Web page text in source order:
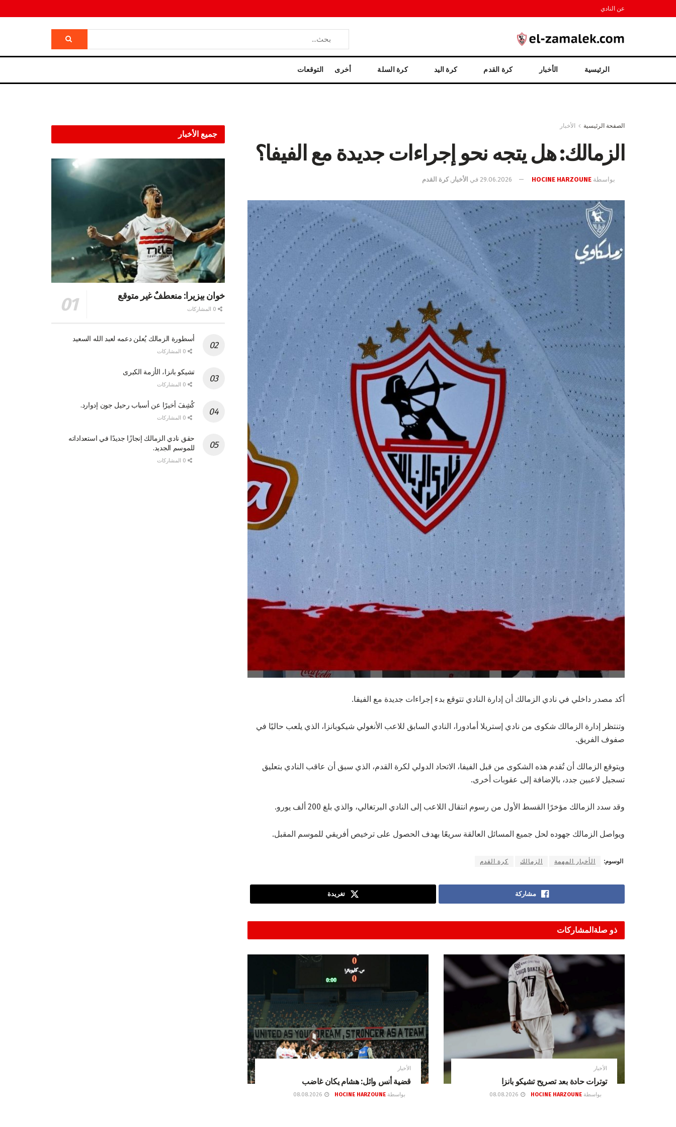
عن النادي
الرئيسية الأخبار كرة القدم كرة اليد كرة السلة أخرى التوقعات
الصفحة الرئيسية الأخبار
الزمالك: هل يتجه نحو إجراءات جديدة مع الفيفا؟
بواسطة HOCINE HARZOUNE
29.06.2026 في الأخبار ,كرة القدم
أكد مصدر داخلي في نادي الزمالك أن إدارة النادي تتوقع بدء إجراءات جديدة مع الفيفا.
وتنتظر إدارة الزمالك شكوى من نادي إستريلا أمادورا، النادي السابق للاعب الأنغولي شيكوبانزا، الذي يلعب حاليًا في
صفوف الفريق.
ويتوقع الزمالك أن تُقدم هذه الشكوى من قبل الفيفا، الاتحاد الدولي لكرة القدم، الذي سبق أن عاقب النادي بتعليق
تسجيل لاعبين جدد، بالإضافة إلى عقوبات أخرى.
وقد سدد الزمالك مؤخرًا القسط الأول من رسوم انتقال اللاعب إلى النادي البرتغالي، والذي بلغ 200 ألف يورو.
ويواصل الزمالك جهوده لحل جميع المسائل العالقة سريعًا بهدف الحصول على ترخيص أفريقي للموسم المقبل.
الوسوم: الأخبار المهمة الزمالك كرة القدم
مشاركة تغريدة
ذو صلةالمشاركات
الأخبار
توترات حادة بعد تصريح تشيكو بانزا
بواسطة HOCINE HARZOUNE
الأخبار
قضية أنس وائل: هشام يكان غاضب
بواسطة HOCINE HARZOUNE
جميع الأخبار
خوان بيزيرا: منعطفٌ غير متوقع
أسطورة الزمالك يُعلن دعمه لعبد الله السعيد
تشيكو بانزا، الأزمة الكبرى
كُشِفَ أخيرًا عن أسباب رحيل جون إدوارد.
حقق نادي الزمالك إنجازًا جديدًا في استعداداته
للموسم الجديد.